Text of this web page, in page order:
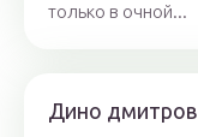
только в очной...
Дино дмитров